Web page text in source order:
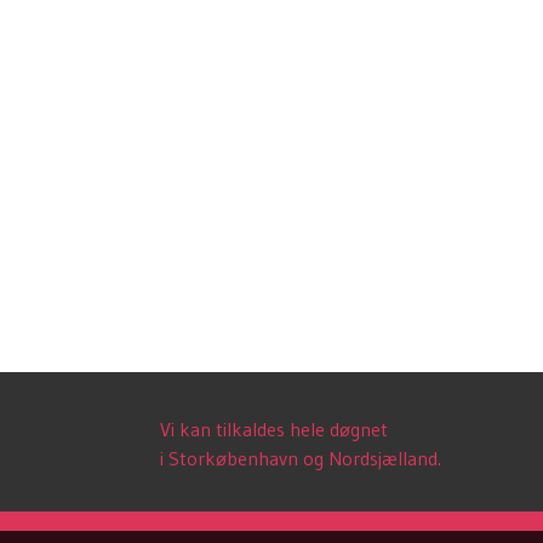
Vi kan tilkaldes hele døgnet
i Storkøbenhavn og Nordsjælland.